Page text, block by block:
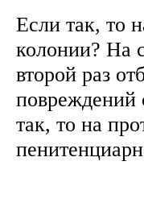
Если так, то
колонии? На
второй раз
повреждений
так, то на